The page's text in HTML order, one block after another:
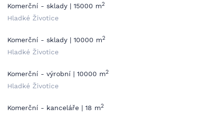
Komerční - sklady | 15000 m2
Hladké Životice
Komerční - sklady | 10000 m2
Hladké Životice
Komerční - výrobní | 10000 m2
Hladké Životice
Komerční - kanceláře | 18 m2